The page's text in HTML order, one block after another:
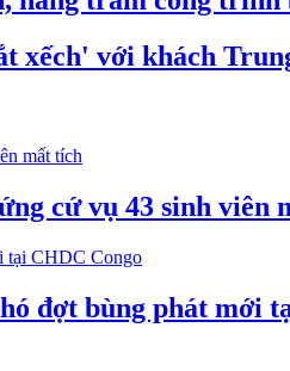
xếch' với khách
cứ vụ 43 sinh viên
đợt bùng phát mới